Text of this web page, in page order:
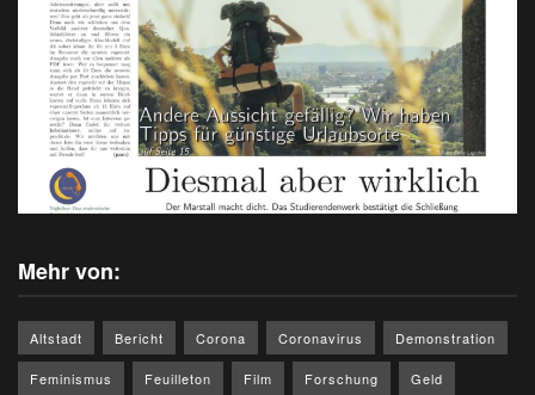
Mehr von:
Altstadt Bericht Corona Coronavirus Demonstration
Feminismus Feuilleton Film Forschung Geld